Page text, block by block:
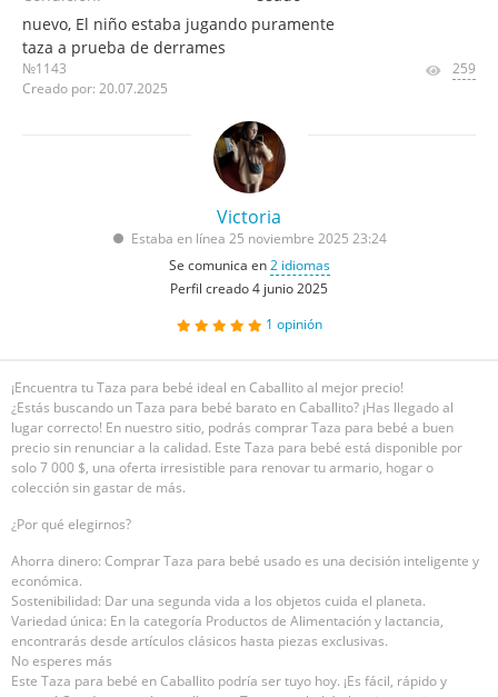
nuevo, El niño estaba jugando puramente
taza a prueba de derrames
№1143
Creado por: 20.07.2025
259
Victoria
Estaba en línea 25 noviembre 2025 23:24
Se comunica en2 idiomas
Perfil creado 4 junio 2025
1 opinión
¡Encuentra tu Taza para bebé ideal en Caballito al mejor precio!
¿Estás buscando un Taza para bebé barato en Caballito? ¡Has llegado al
lugar correcto! En nuestro sitio, podrás comprar Taza para bebé a buen
precio sin renunciar a la calidad. Este Taza para bebé está disponible por
solo 7 000 $, una oferta irresistible para renovar tu armario, hogar o
colección sin gastar de más.
¿Por qué elegirnos?
Ahorra dinero: Comprar Taza para bebé usado es una decisión inteligente y
económica.
Sostenibilidad: Dar una segunda vida a los objetos cuida el planeta.
Variedad única: En la categoría Productos de Alimentación y lactancia,
encontrarás desde artículos clásicos hasta piezas exclusivas.
No esperes más
Este Taza para bebé en Caballito podría ser tuyo hoy. ¡Es fácil, rápido y